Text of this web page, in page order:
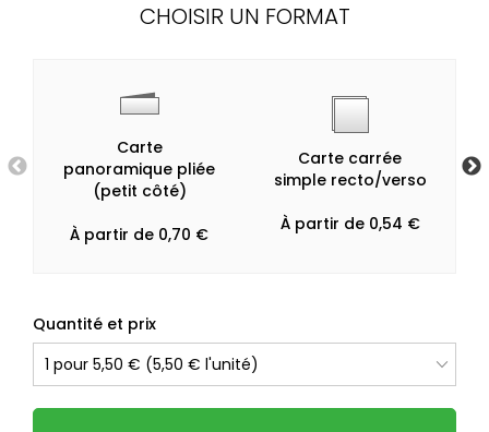
CHOISIR UN FORMAT
Carte
panoramique pliée
(petit côté)
À partir de 0,70 €
Carte carrée
simple recto/verso
À partir de 0,54 €
Quantité et prix